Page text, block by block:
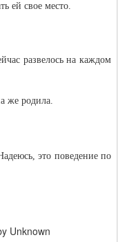
ей свое место.
развелось на каждом
же родила.
это поведение по
Unknown